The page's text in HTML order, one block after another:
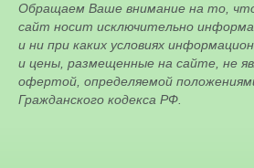
Обращаем Ваше внимание на то,
сайт носит исключительно
и ни при каких условиях
и цены, размещенные на сайте, не
офертой, определяемой
Гражданского кодекса РФ.